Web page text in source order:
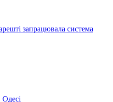
запрацювала система